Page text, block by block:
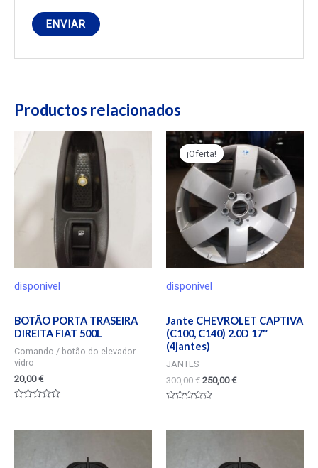
Productos relacionados
disponivel
BOTÃO PORTA TRASEIRA
DIREITA FIAT 500L
Comando / botão do elevador
vidro
20,00€
de
¡Oferta!
disponivel
¡Oferta!
Jante CHEVROLET CAPTIVA
(C100, C140) 2.0D 17″
(4jantes)
JANTES
300,00€ 250,00€